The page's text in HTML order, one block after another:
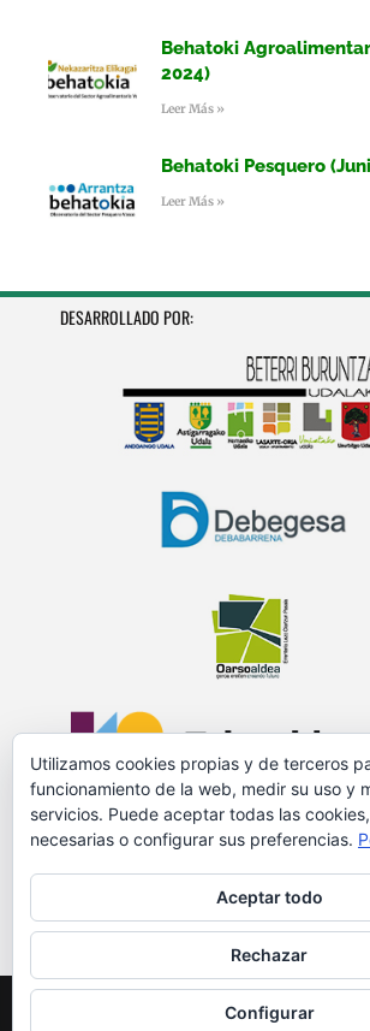
Behatoki
2024)
Leer Más »
Behatoki Pesquero
Leer Más »
DESARROLLADO POR:
PROMOVIDO Y FINANCIADO POR:
Utilizamos cookies propias y de terceros
funcionamiento de la web, medir su uso y
servicios. Puede aceptar todas las
necesarias o configurar sus preferencias.
Aceptar todo
Rechazar
Configurar